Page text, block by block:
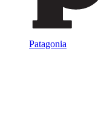
Patagonia